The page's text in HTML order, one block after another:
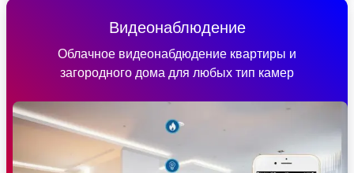
Видеонаблюдение
Облачное видеонабдюдение квартиры и
загородного дома для любых тип камер